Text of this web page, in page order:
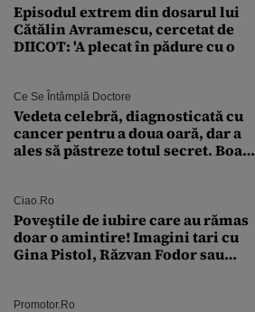
Episodul extrem din dosarul lui
Cătălin Avramescu, cercetat de
DIICOT: 'A plecat în pădure cu o
Ce Se Întâmplă Doctore
Vedeta celebră, diagnosticată cu
cancer pentru a doua oară, dar a
ales să păstreze totul secret. Boala
Ciao.ro
Poveştile de iubire care au rămas
doar o amintire! Imagini tari cu
Gina Pistol, Răzvan Fodor sau
Promotor.ro